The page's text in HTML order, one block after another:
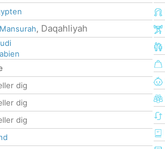
, Daqahliyah
dig
dig
dig